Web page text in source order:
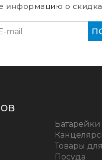
информацию о
Батарейки
Товары
Посуда